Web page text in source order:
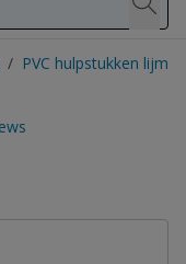
/ PVC hulpstukken lijm